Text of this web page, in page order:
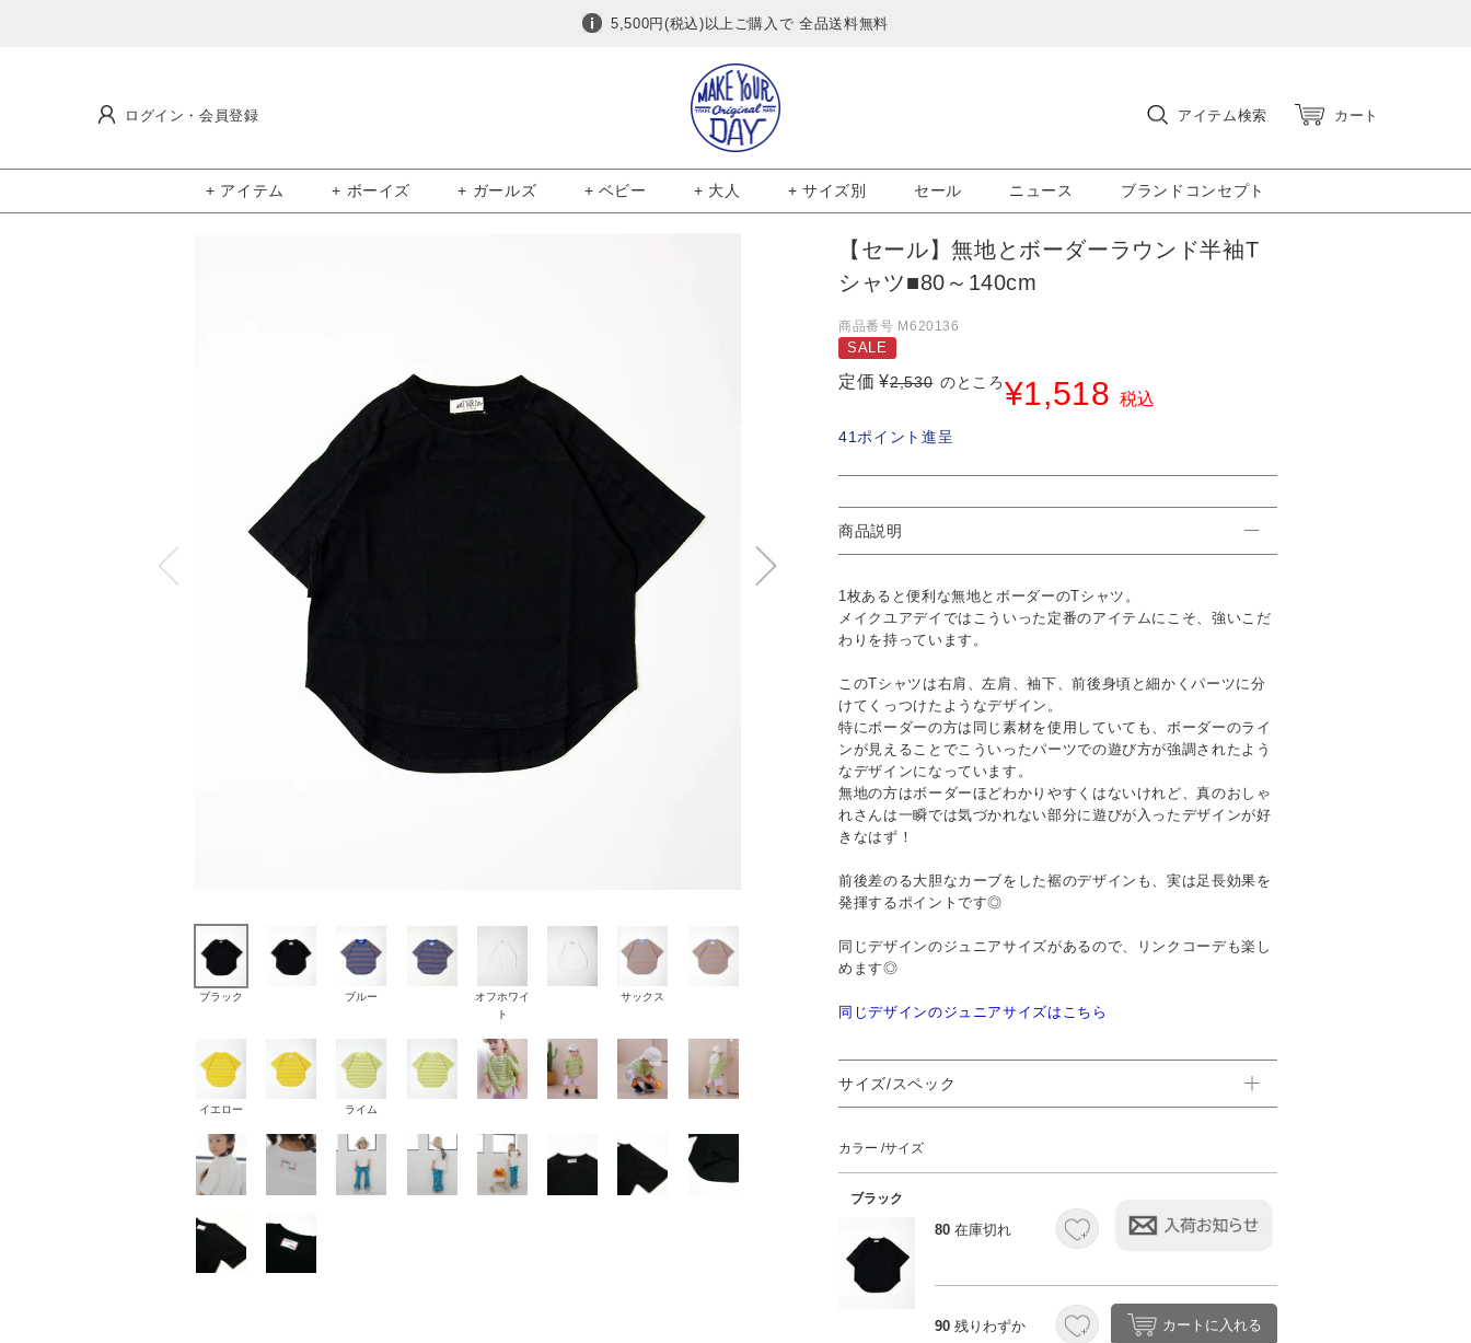
5,500円(税込)以上ご購入で 全品送料無料
アイテム検索
ログイン・会員登録 カート
+ アイテム + ボーイズ + ガールズ + ベビー + 大人 + サイズ別 セール ニュース ブランドコンセプト
ブラック ブルー
オフホワイ
ト
サックス
イエロー ライム
【セール】無地とボーダーラウンド半袖T
シャツ■80～140cm
商品番号 M620136
SALE
定価 ¥2,530 のところ¥1,518 税込
41 ポイント進呈
商品説明
1枚あると便利な無地とボーダーのTシャツ。
メイクユアデイではこういった定番のアイテムにこそ、強いこだ
わりを持っています。
このTシャツは右肩、左肩、袖下、前後身頃と細かくパーツに分
けてくっつけたようなデザイン。
特にボーダーの方は同じ素材を使用していても、ボーダーのライ
ンが見えることでこういったパーツでの遊び方が強調されたよう
なデザインになっています。
無地の方はボーダーほどわかりやすくはないけれど、真のおしゃ
れさんは一瞬では気づかれない部分に遊びが入ったデザインが好
きなはず！
前後差のる大胆なカーブをした裾のデザインも、実は足長効果を
発揮するポイントです◎
同じデザインのジュニアサイズがあるので、リンクコーデも楽し
めます◎
同じデザインのジュニアサイズはこちら
サイズ/スペック
カラー サイズ
ブラック
80 在庫切れ
90 残りわずか カートに入れる